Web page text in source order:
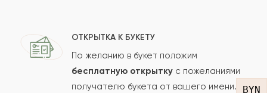
BYN
Ваш e-mailОТКРЫТКА К БУКЕТУ
По желанию в букет положим
бесплатную открытку с пожеланиями
получателю букета от вашего имени.